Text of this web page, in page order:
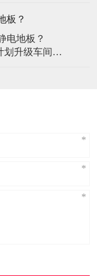
了前所未有
（
板？
电地板？
划升级车间地
成本综合考
立品地板科